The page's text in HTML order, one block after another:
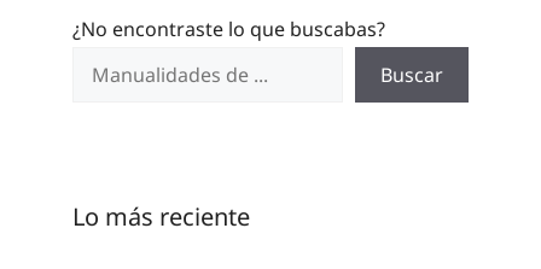
¿No encontraste lo que buscabas?
Buscar
Lo más reciente